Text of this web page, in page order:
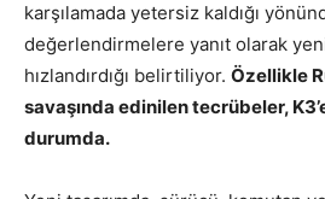
karşılamada yetersiz kaldığı
değerlendirmelere yanıt olarak
hızlandırdığı belirtiliyor. Özellikle
savaşında edinilen tecrübeler,
durumda.